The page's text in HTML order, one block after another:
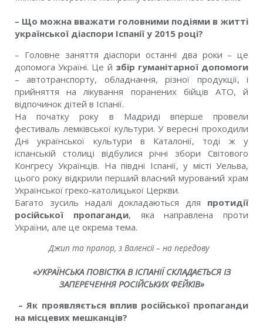
– Що можна вважати головними подіями в житті
української діаспори Іспанії у 2015 році?
– Головне заняття діаспори останні два роки – це
допомога Україні. Це й збір гуманітарної допомоги
– автотранспорту, обладнання, різної продукції, і
прийняття на лікування поранених бійців АТО, й
відпочинок дітей в Іспанії.
На початку року в Мадриді вперше провели
фестиваль лемківської культури. У вересні проходили
Дні української культури в Каталонії, тоді ж у
іспанській столиці відбулися річні збори Світового
Конгресу Українців. На півдні Іспанії, у місті Уельва,
цього року відкрили перший власний мурований храм
Української греко-католицької Церкви.
Багато зусиль надалі докладаються для протидії
російської пропаганди, яка направлена проти
України, але це окрема тема.
Джип та прапор, з Валенсії – на передову
«УКРАЇНСЬКА ПОВІСТКА В ІСПАНІЇ СКЛАДАЄТЬСЯ ІЗ
ЗАПЕРЕЧЕННЯ РОСІЙСЬКИХ ФЕЙКІВ»
– Як проявляється вплив російської пропаганди
на місцевих мешканців?